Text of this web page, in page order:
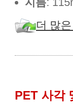
더 많
PET 사각